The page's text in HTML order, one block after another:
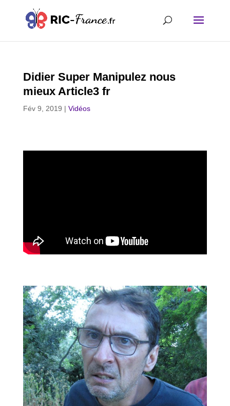
Didier Super Manipulez nous
mieux Article3 fr
Fév 9, 2019 | Vidéos